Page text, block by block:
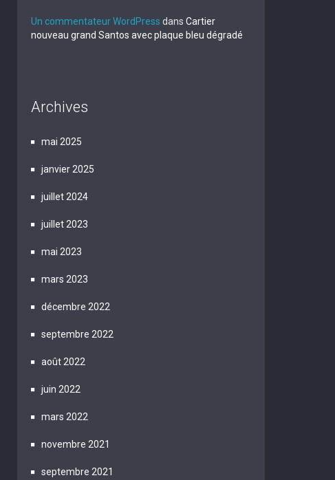
Un commentateur WordPress dans Cartier
nouveau grand Santos avec plaque bleu dégradé
Archives
mai 2025
janvier 2025
juillet 2024
juillet 2023
mai 2023
mars 2023
décembre 2022
septembre 2022
août 2022
juin 2022
mars 2022
novembre 2021
septembre 2021